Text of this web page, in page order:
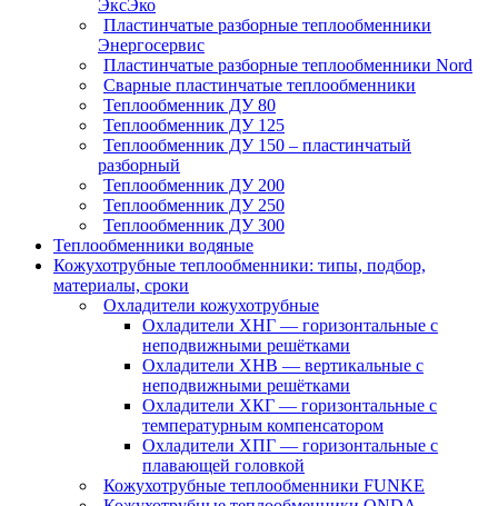
ЭксЭко
Пластинчатые разборные теплообменники
Энергосервис
Пластинчатые разборные теплообменники Nord
Сварные пластинчатые теплообменники
Теплообменник ДУ 80
Теплообменник ДУ 125
Теплообменник ДУ 150 – пластинчатый
разборный
Теплообменник ДУ 200
Теплообменник ДУ 250
Теплообменник ДУ 300
Теплообменники водяные
Кожухотрубные теплообменники: типы, подбор,
материалы, сроки
Охладители кожухотрубные
Охладители ХНГ — горизонтальные с
неподвижными решётками
Охладители ХНВ — вертикальные с
неподвижными решётками
Охладители ХКГ — горизонтальные с
температурным компенсатором
Охладители ХПГ — горизонтальные с
плавающей головкой
Кожухотрубные теплообменники FUNKE